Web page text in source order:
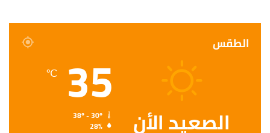
الطقس
الصعيد الأن
35
℃
28%